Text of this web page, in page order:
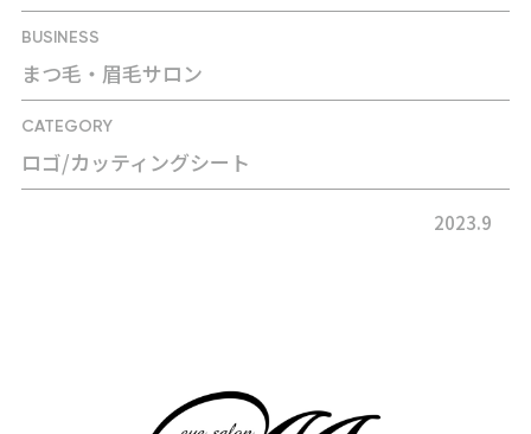
BUSINESS
まつ毛・眉毛サロン
CATEGORY
ロゴ/カッティングシート
2023.9